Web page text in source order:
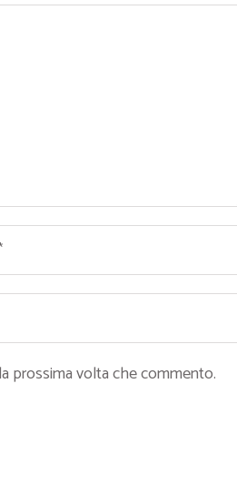
prossima volta che commento.